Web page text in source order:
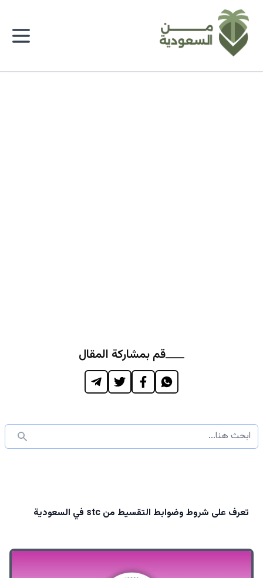
قم بمشاركة المقال
تعرف على شروط وضوابط التقسيط من stc في السعودية